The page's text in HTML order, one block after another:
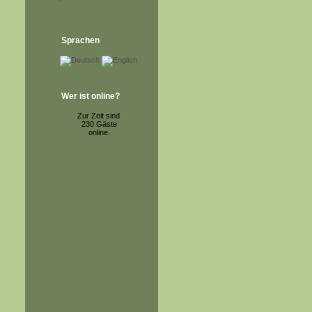
Sprachen
Wer ist online?
Zur Zeit sind
230 Gäste
online.